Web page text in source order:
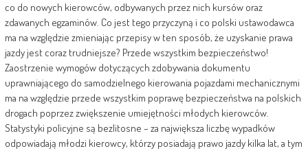
co do nowych kierowców, odbywanych przez nich kursów oraz
zdawanych egzaminów. Co jest tego przyczyną i co polski ustawodawca
ma na względzie zmieniając przepisy w ten sposób, że uzyskanie prawa
jazdy jest coraz trudniejsze? Przede wszystkim bezpieczeństwo!
Zaostrzenie wymogów dotyczących zdobywania dokumentu
uprawniającego do samodzielnego kierowania pojazdami mechanicznymi
ma na względzie przede wszystkim poprawę bezpieczeństwa na polskich
drogach poprzez zwiększenie umiejętności młodych kierowców.
Statystyki policyjne są bezlitosne – za największa liczbę wypadków
odpowiadają młodzi kierowcy, którzy posiadają prawo jazdy kilka lat, a tym